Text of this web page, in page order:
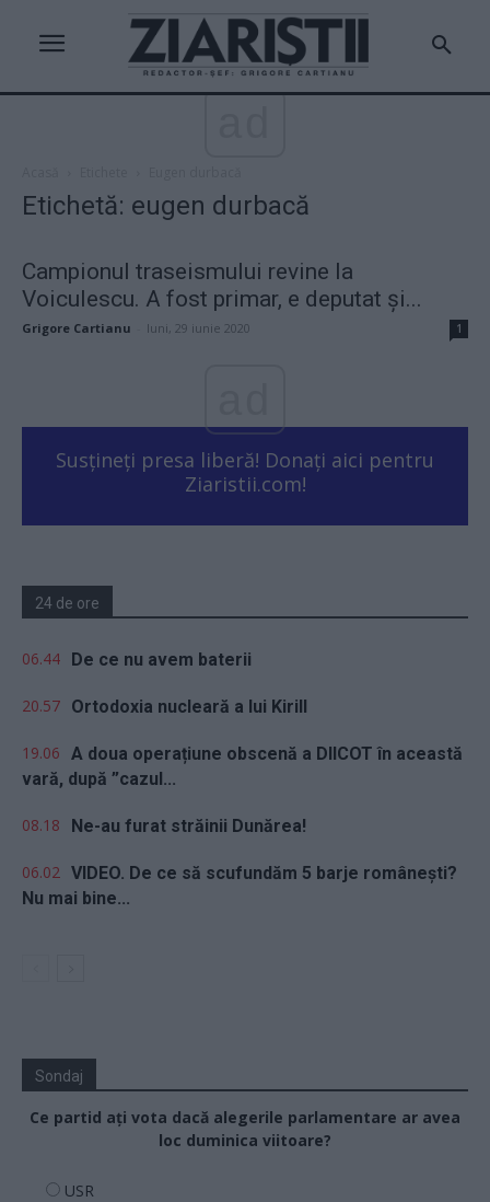
Etichetă: eugen durbacă
Campionul traseismului revine la
Voiculescu. A fost primar, e deputat și...
Grigore Cartianu luni, 29 iunie 2020 1
Susțineți presa liberă! Donați aici pentru
Ziaristii.com!
24 de ore
06.44 De ce nu avem baterii
20.57 Ortodoxia nucleară a lui Kirill
19.06 A doua operațiune obscenă a DIICOT în această
vară, după ”cazul...
08.18 Ne-au furat străinii Dunărea!
06.02 VIDEO. De ce să scufundăm 5 barje românești?
Nu mai bine...
Sondaj
Ce partid ați vota dacă alegerile parlamentare ar avea
loc duminica viitoare?
USR